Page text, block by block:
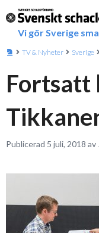
Vi gör Sverige
TV & Nyheter Sverige
Fortsatt
Publicerad 5 juli, 2018 av